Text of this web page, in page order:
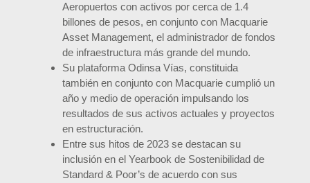
Aeropuertos con activos por cerca de 1.4
billones de pesos, en conjunto con Macquarie
Asset Management, el administrador de fondos
de infraestructura más grande del mundo.
Su plataforma Odinsa Vías, constituida
también en conjunto con Macquarie cumplió un
año y medio de operación impulsando los
resultados de sus activos actuales y proyectos
en estructuración.
Entre sus hitos de 2023 se destacan su
inclusión en el Yearbook de Sostenibilidad de
Standard & Poor’s de acuerdo con sus